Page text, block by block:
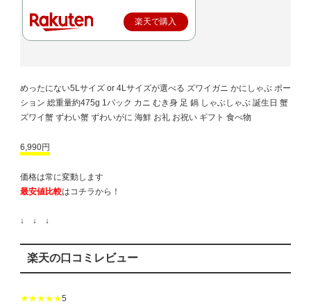
楽天で購入
めったにない5Lサイズ or 4Lサイズが選べる ズワイガニ かにしゃぶ ポー
ション 総重量約475g 1パック カニ むき身 足 鍋 しゃぶしゃぶ 誕生日 蟹
ズワイ蟹 ずわい蟹 ずわいがに 海鮮 お礼 お祝い ギフト 食べ物
6,990円
価格は常に変動します
最安値比較はコチラから！
↓ ↓ ↓
楽天の口コミレビュー
★★★★★5